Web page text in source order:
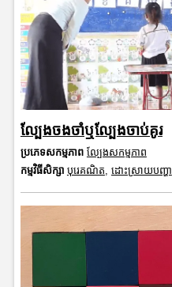
ល្បែងចងចាំឬល្បែងចាប់គូរ
ប្រភេទសកម្មភាព ល្បែងសកម្មភាព
កម្មវិធីសិក្សា បុរេគណិត, ដោះស្រាយបញ្ហា